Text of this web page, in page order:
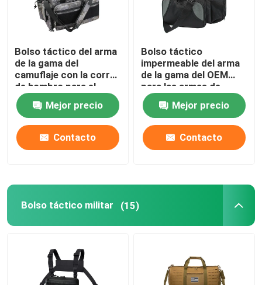
Bolso táctico del arma
de la gama del
camuflaje con la correa
de hombro para el
tiroteo táctico
Mejor precio
Contacto
Bolso táctico
impermeable del arma
de la gama del OEM
para las armas de
mano y el gris negro de
la municiónMejor precio
Contacto
Bolso táctico militar (15)